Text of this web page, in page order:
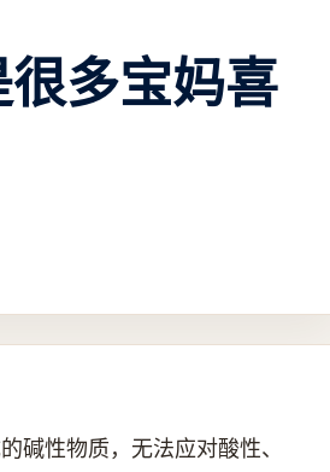
多宝妈喜
碱性物质，无法应对酸性、